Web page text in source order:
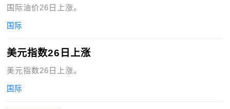
国际油价26日上涨。
国际
美元指数26日上涨
美元指数26日上涨。
国际